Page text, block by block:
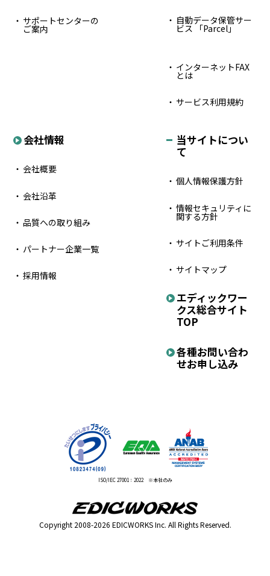
サポートセンターの
ご案内
自動データ保管サー
ビス 「Parcel」
インターネットFAX
とは
サービス利用規約
会社情報
会社概要
会社沿革
品質への取り組み
パートナー企業一覧
採用情報
当サイトについ
て
個人情報保護方針
情報セキュリティに
関する方針
サイトご利用条件
サイトマップ
エディックワー
クス総合サイト
TOP
各種お問い合わ
せお申し込み
ISO/IEC 27001：2022 ※本社のみ
Copyright 2008-2026 EDICWORKS Inc. All Rights Reserved.